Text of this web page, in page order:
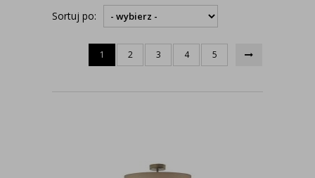
Sortuj po:
1 2 3 4 5